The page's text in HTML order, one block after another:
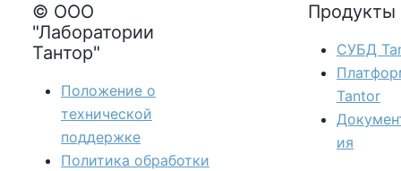
© ООО
"Лаборатории
Тантор"
Положение о
технической
поддержке
Политика обработки
Продукты
СУБД
Tantor
ия